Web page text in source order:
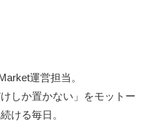
運営担当。
しか置かない」をモットー
ける毎日。